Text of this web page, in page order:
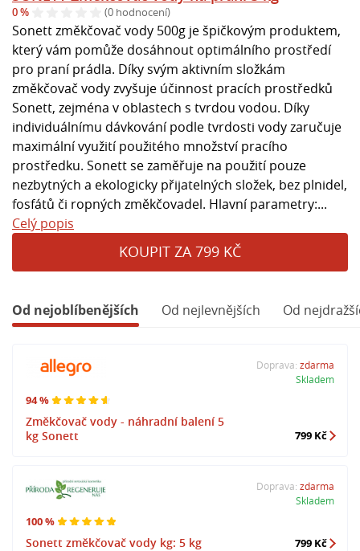
0 % (0 hodnocení)
Sonett změkčovač vody 500g je špičkovým produktem,
který vám pomůže dosáhnout optimálního prostředí
pro praní prádla. Díky svým aktivním složkám
změkčovač vody zvyšuje účinnost pracích prostředků
Sonett, zejména v oblastech s tvrdou vodou. Díky
individuálnímu dávkování podle tvrdosti vody zaručuje
maximální využití použitého množství pracího
prostředku. Sonett se zaměřuje na použití pouze
nezbytných a ekologicky přijatelných složek, bez plnidel,
fosfátů či ropných změkčovadel. Hlavní parametry:...
Celý popis
KOUPIT ZA 799 KČ
Od nejoblíbenějších Od nejlevnějších Od
94 %
Změkčovač vody - náhradní balení 5
kg Sonett
Doprava: zdarma
Skladem
799 Kč
100 %
Sonett změkčovač vody kg: 5 kg
Doprava: zdarma
Skladem
799 Kč